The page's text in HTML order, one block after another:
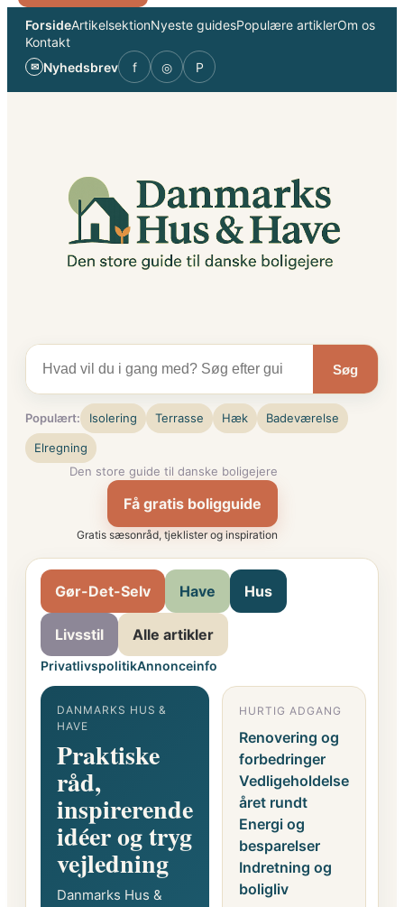
Spring
indhold
ForsideArtikelsektionNyeste guidesPopulære artiklerOm os
Kontakt
✉ Nyhedsbrev f ◎ P
Søg
Populært: Isolering Terrasse Hæk Badeværelse
Elregning
Den store guide til danske boligejere
Få gratis boligguide
Gratis sæsonråd, tjeklister og inspiration
Gør-Det-Selv Have Hus
Livsstil Alle artikler
PrivatlivspolitikAnnonceinfo
DANMARKS HUS &
HAVE
Praktiske
råd,
inspirerende
idéer og tryg
vejledning
Danmarks Hus &
HURTIG ADGANG
Renovering og
forbedringer
Vedligeholdelse
året rundt
Energi og
besparelser
Indretning og
boligliv